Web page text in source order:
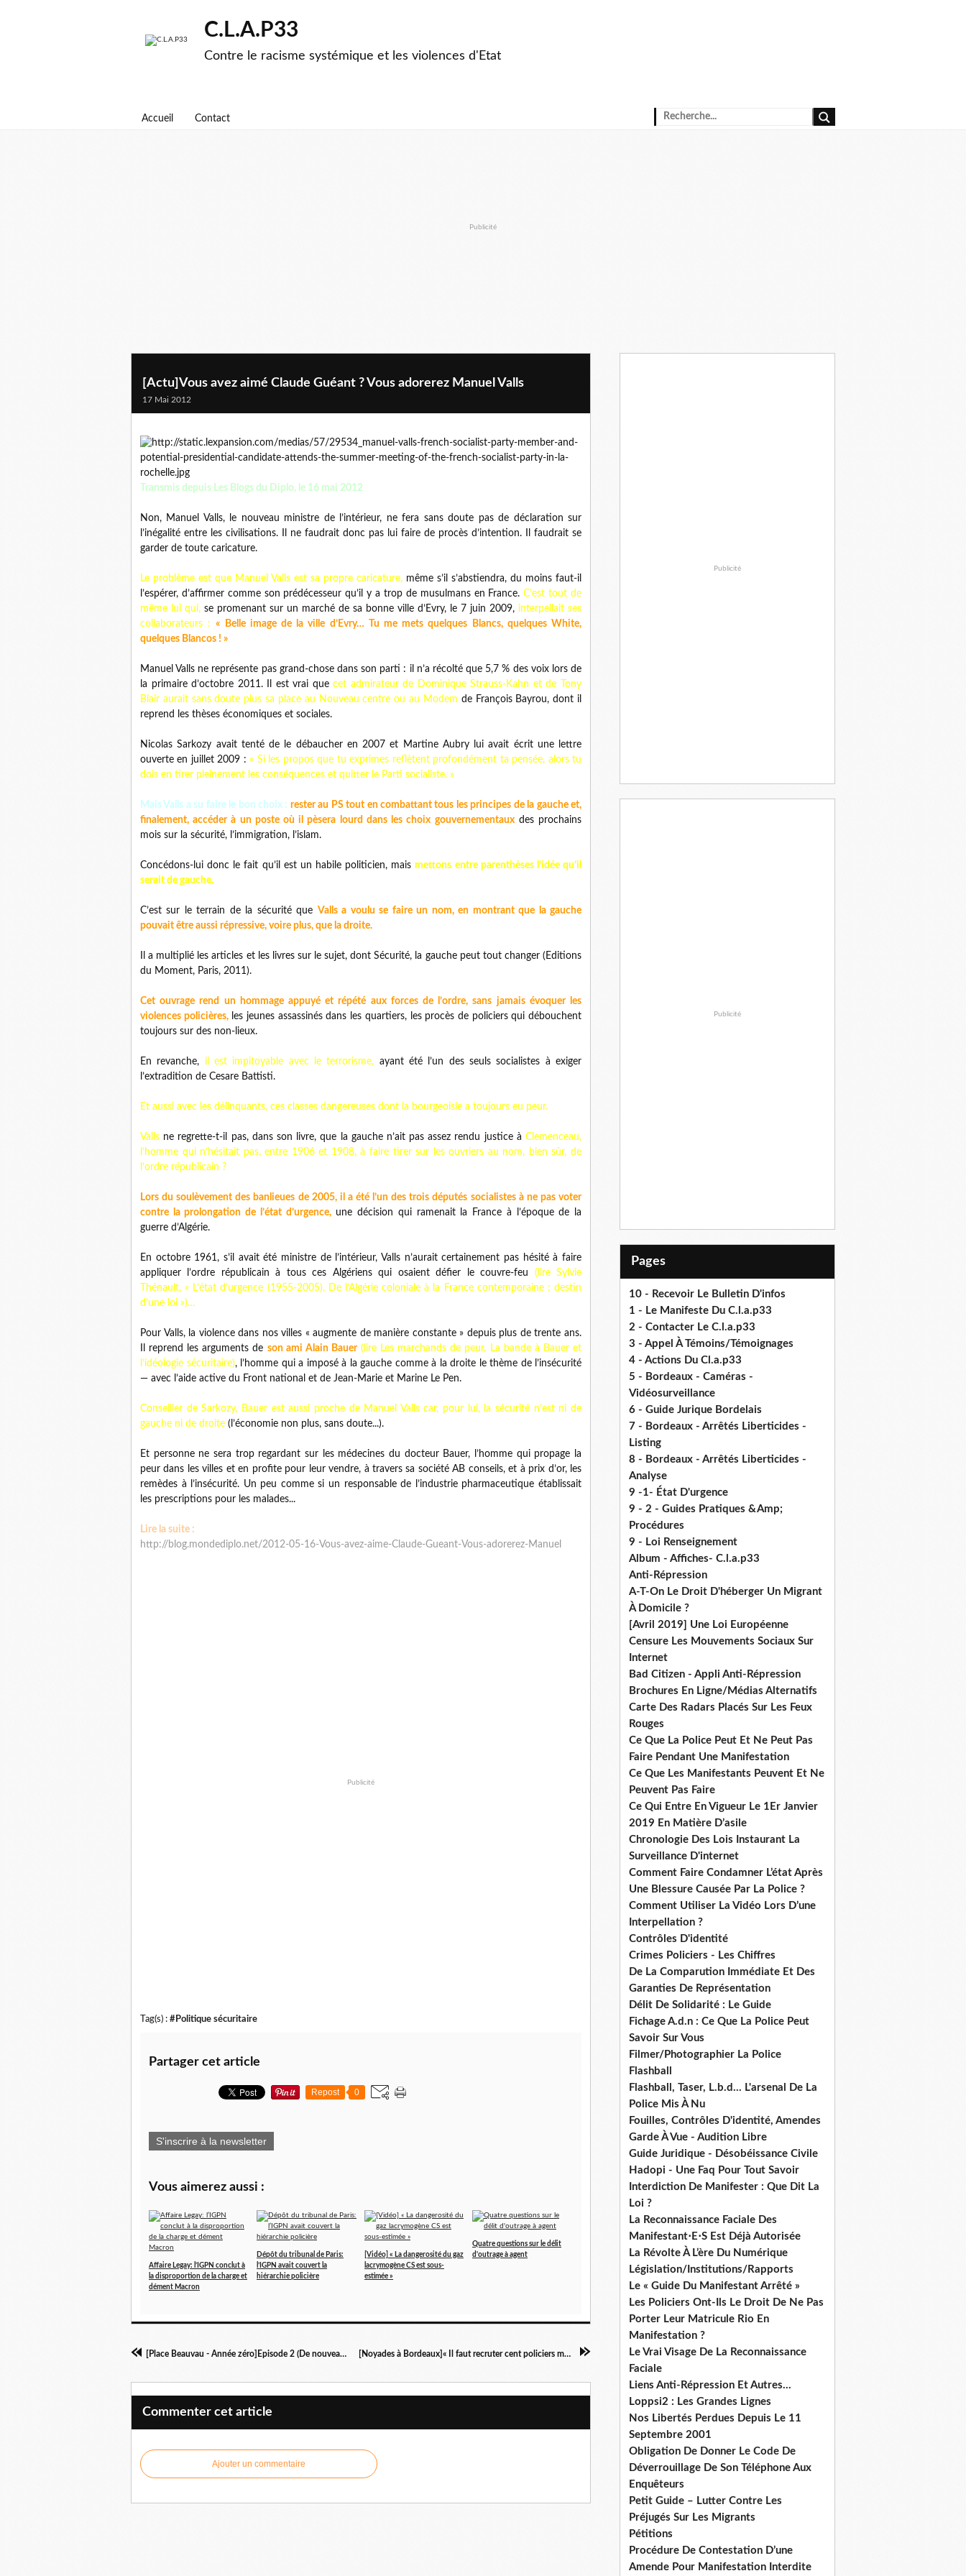
C.L.A.P33
Contre le racisme systémique et les violences d'Etat
Accueil Contact
Publicité
[Actu]Vous avez aimé Claude Guéant ? Vous adorerez Manuel Valls
17 Mai 2012
Transmis depuis Les Blogs du Diplo, le 16 mai 2012
Non, Manuel Valls, le nouveau ministre de l’intérieur, ne fera sans doute pas de déclaration sur
l’inégalité entre les civilisations. Il ne faudrait donc pas lui faire de procès d’intention. Il faudrait se
garder de toute caricature.
Le problème est que Manuel Valls est sa propre caricature, même s’il s’abstiendra, du moins faut-il
l’espérer, d’affirmer comme son prédécesseur qu’il y a trop de musulmans en France.C’est tout de
même lui qui, se promenant sur un marché de sa bonne ville d’Evry, le 7 juin 2009, interpellait ses
collaborateurs :
« Belle image de la ville d’Evry… Tu me mets quelques Blancs, quelques White,
quelques Blancos ! »
Manuel Valls ne représente pas grand-chose dans son parti : il n’a récolté que 5,7 % des voix lors de
la primaire d’octobre 2011. Il est vrai quecet admirateur de Dominique Strauss-Kahn et de Tony
Blair aurait sans doute plus sa place au Nouveau centre ou au Modem de François Bayrou, dont il
reprend les thèses économiques et sociales.
Nicolas Sarkozy avait tenté de le débaucher en 2007 et Martine Aubry lui avait écrit une lettre
ouverte en juillet 2009 :« Si les propos que tu exprimes reflètent profondément ta pensée, alors tu
dois en tirer pleinement les conséquences et quitter le Parti socialiste. »
Mais Valls a su faire le bon choix : rester au PS tout en combattant tous les principes de la gauche et,
finalement, accéder à un poste où il pèsera lourd dans les choix gouvernementauxdes prochains
mois sur la sécurité, l’immigration, l’islam.
Concédons-lui donc le fait qu’il est un habile politicien, maismettons entre parenthèses l’idée qu’il
serait de gauche.
C’est sur le terrain de la sécurité que Valls a voulu se faire un nom, en montrant que la gauche
pouvait être aussi répressive, voire plus, que la droite.
Il a multiplié les articles et les livres sur le sujet, dont Sécurité, la gauche peut tout changer (Editions
du Moment, Paris, 2011).
Cet ouvrage rend un hommage appuyé et répété aux forces de l’ordre, sans jamais évoquer les
violences policières,les jeunes assassinés dans les quartiers, les procès de policiers qui débouchent
toujours sur des non-lieux.
En revanche, il est impitoyable avec le terrorisme, ayant été l’un des seuls socialistes à exiger
l’extradition de Cesare Battisti.
Et aussi avec les délinquants, ces classes dangereuses dont la bourgeoisie a toujours eu peur.
Valls ne regrette-t-il pas, dans son livre, que la gauche n’ait pas assez rendu justice à Clemenceau,
l’homme qui n’hésitait pas, entre 1906 et 1908, à faire tirer sur les ouvriers au nom, bien sûr, de
l’ordre républicain ?
Lors du soulèvement des banlieues de 2005, il a été l’un des trois députés socialistes à ne pas voter
contre la prolongation de l’état d’urgence,une décision qui ramenait la France à l’époque de la
guerre d’Algérie.
En octobre 1961, s’il avait été ministre de l’intérieur, Valls n’aurait certainement pas hésité à faire
appliquer l’ordre républicain à tous ces Algériens qui osaient défier le couvre-feu (lire Sylvie
Thénault, « L’état d’urgence (1955-2005). De l’Algérie coloniale à la France contemporaine : destin
d’une loi »)…
Pour Valls, la violence dans nos villes « augmente de manière constante » depuis plus de trente ans.
Il reprend les arguments de son ami Alain Bauer (lire Les marchands de peur. La bande à Bauer et
l’idéologie sécuritaire), l’homme qui a imposé à la gauche comme à la droite le thème de l’insécurité
— avec l’aide active du Front national et de Jean-Marie et Marine Le Pen.
Conseiller de Sarkozy, Bauer est aussi proche de Manuel Valls car, pour lui, la sécurité n’est ni de
gauche ni de droite (l’économie non plus, sans doute...).
Et personne ne sera trop regardant sur les médecines du docteur Bauer, l’homme qui propage la
peur dans les villes et en profite pour leur vendre, à travers sa société AB conseils, et à prix d’or, les
remèdes à l’insécurité. Un peu comme si un responsable de l’industrie pharmaceutique établissait
les prescriptions pour les malades...
Lire la suite :
http://blog.mondediplo.net/2012-05-16-Vous-avez-aime-Claude-Gueant-Vous-adorerez-Manuel
Publicité
Tag(s) : #Politique sécuritaire
Partager cet article
Repost 0
S'inscrire à la newsletter
Vous aimerez aussi :
Affaire Legay: l’IGPN conclut à
la disproportion de la charge et
dément Macron
Dépôt du tribunal de Paris:
l’IGPN avait couvert la
hiérarchie policière
[Vidéo] « La dangerosité du gaz
lacrymogène CS est sous-
estimée »
Quatre questions sur le délit
d'outrage à agent
[Place Beauvau - Année zéro]Episode 2 (De nouveaux espoirs) [Noyades à Bordeaux]« Il faut recruter cent policiers municipaux »
Commenter cet article
Ajouter un commentaire
Publicité
Publicité
Pages
10 - Recevoir Le Bulletin D'infos
1 - Le Manifeste Du C.l.a.p33
2 - Contacter Le C.l.a.p33
3 - Appel À Témoins/Témoignages
4 - Actions Du Cl.a.p33
5 - Bordeaux - Caméras -
Vidéosurveillance
6 - Guide Jurique Bordelais
7 - Bordeaux - Arrêtés Liberticides -
Listing
8 - Bordeaux - Arrêtés Liberticides -
Analyse
9 -1- État D'urgence
9 - 2 - Guides Pratiques &Amp;
Procédures
9 - Loi Renseignement
Album - Affiches- C.l.a.p33
Anti-Répression
A-T-On Le Droit D'héberger Un Migrant
À Domicile ?
[Avril 2019] Une Loi Européenne
Censure Les Mouvements Sociaux Sur
Internet
Bad Citizen - Appli Anti-Répression
Brochures En Ligne/Médias Alternatifs
Carte Des Radars Placés Sur Les Feux
Rouges
Ce Que La Police Peut Et Ne Peut Pas
Faire Pendant Une Manifestation
Ce Que Les Manifestants Peuvent Et Ne
Peuvent Pas Faire
Ce Qui Entre En Vigueur Le 1Er Janvier
2019 En Matière D’asile
Chronologie Des Lois Instaurant La
Surveillance D'internet
Comment Faire Condamner L’état Après
Une Blessure Causée Par La Police ?
Comment Utiliser La Vidéo Lors D’une
Interpellation ?
Contrôles D'identité
Crimes Policiers - Les Chiffres
De La Comparution Immédiate Et Des
Garanties De Représentation
Délit De Solidarité : Le Guide
Fichage A.d.n : Ce Que La Police Peut
Savoir Sur Vous
Filmer/Photographier La Police
Flashball
Flashball, Taser, L.b.d... L'arsenal De La
Police Mis À Nu
Fouilles, Contrôles D'identité, Amendes
Garde À Vue - Audition Libre
Guide Juridique - Désobéissance Civile
Hadopi - Une Faq Pour Tout Savoir
Interdiction De Manifester : Que Dit La
Loi ?
La Reconnaissance Faciale Des
Manifestant⋅E⋅S Est Déjà Autorisée
La Révolte À L’ère Du Numérique
Législation/Institutions/Rapports
Le « Guide Du Manifestant Arrêté »
Les Policiers Ont-Ils Le Droit De Ne Pas
Porter Leur Matricule Rio En
Manifestation ?
Le Vrai Visage De La Reconnaissance
Faciale
Liens Anti-Répression Et Autres...
Loppsi2 : Les Grandes Lignes
Nos Libertés Perdues Depuis Le 11
Septembre 2001
Obligation De Donner Le Code De
Déverrouillage De Son Téléphone Aux
Enquêteurs
Petit Guide – Lutter Contre Les
Préjugés Sur Les Migrants
Pétitions
Procédure De Contestation D’une
Amende Pour Manifestation Interdite